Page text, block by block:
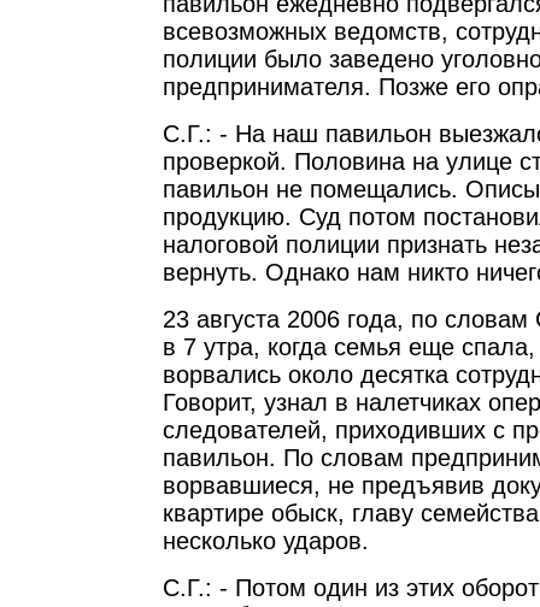
всевозможных ведомств,
полиции было заведено
предпринимателя. Позже его
С.Г.: - На наш павильон
проверкой. Половина на улице
павильон не помещались.
продукцию. Суд потом
налоговой полиции признать
вернуть. Однако нам никто
23 августа 2006 года, по
в 7 утра, когда семья еще спала,
ворвались около десятка
Говорит, узнал в налетчиках
следователей, приходивших с
павильон. По словам
ворвавшиеся, не предъявив
квартире обыск, главу
несколько ударов.
С.Г.: - Потом один из этих